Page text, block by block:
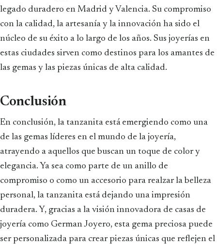
legado duradero en Madrid y Valencia. Su compromiso
con la calidad, la artesanía y la innovación ha sido el
núcleo de su éxito a lo largo de los años. Sus joyerías en
estas ciudades sirven como destinos para los amantes de
las gemas y las piezas únicas de alta calidad.
Conclusión
En conclusión, la tanzanita está emergiendo como una
de las gemas líderes en el mundo de la joyería,
atrayendo a aquellos que buscan un toque de color y
elegancia. Ya sea como parte de un anillo de
compromiso o como un accesorio para realzar la belleza
personal, la tanzanita está dejando una impresión
duradera. Y, gracias a la visión innovadora de casas de
joyería como German Joyero, esta gema preciosa puede
ser personalizada para crear piezas únicas que reflejen el